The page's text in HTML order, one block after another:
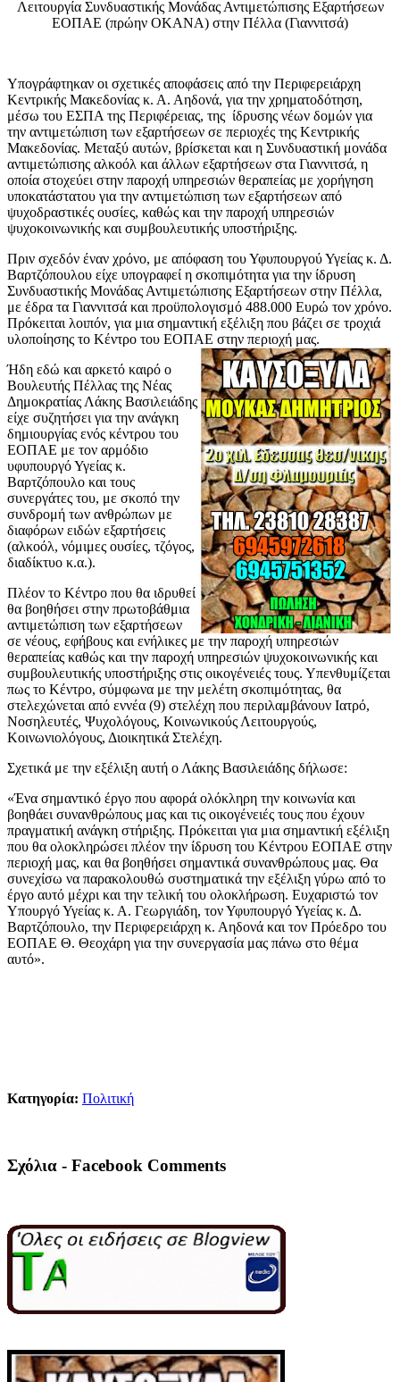
Λειτουργία Συνδυαστικής Μονάδας Αντιμετώπισης Εξαρτήσεων
ΕΟΠΑΕ (πρώην ΟΚΑΝΑ) στην Πέλλα (Γιαννιτσά)
Υπογράφτηκαν οι σχετικές αποφάσεις από την Περιφερειάρχη
Κεντρικής Μακεδονίας κ. Α. Αηδονά, για την χρηματοδότηση,
μέσω του ΕΣΠΑ της Περιφέρειας, της ίδρυσης νέων δομών για
την αντιμετώπιση των εξαρτήσεων σε περιοχές της Κεντρικής
Μακεδονίας. Μεταξύ αυτών, βρίσκεται και η Συνδυαστική μονάδα
αντιμετώπισης αλκοόλ και άλλων εξαρτήσεων στα Γιαννιτσά, η
οποία στοχεύει στην παροχή υπηρεσιών θεραπείας με χορήγηση
υποκατάστατου για την αντιμετώπιση των εξαρτήσεων από
ψυχοδραστικές ουσίες, καθώς και την παροχή υπηρεσιών
ψυχοκοινωνικής και συμβουλευτικής υποστήριξης.
Πριν σχεδόν έναν χρόνο, με απόφαση του Υφυπουργού Υγείας κ. Δ.
Βαρτζόπουλου είχε υπογραφεί η σκοπιμότητα για την ίδρυση
Συνδυαστικής Μονάδας Αντιμετώπισης Εξαρτήσεων στην Πέλλα,
με έδρα τα Γιαννιτσά και προϋπολογισμό 488.000 Ευρώ τον χρόνο.
Πρόκειται λοιπόν, για μια σημαντική εξέλιξη που βάζει σε τροχιά
υλοποίησης το Κέντρο του ΕΟΠΑΕ στην περιοχή μας.
Ήδη εδώ και αρκετό καιρό ο
Βουλευτής Πέλλας της Νέας
Δημοκρατίας Λάκης Βασιλειάδης
είχε συζητήσει για την ανάγκη
δημιουργίας ενός κέντρου του
ΕΟΠΑΕ με τον αρμόδιο
υφυπουργό Υγείας κ.
Βαρτζόπουλο και τους
συνεργάτες του, με σκοπό την
συνδρομή των ανθρώπων με
διαφόρων ειδών εξαρτήσεις
(αλκοόλ, νόμιμες ουσίες, τζόγος,
διαδίκτυο κ.α.).
Πλέον το Κέντρο που θα ιδρυθεί
θα βοηθήσει στην πρωτοβάθμια
αντιμετώπιση των εξαρτήσεων
σε νέους, εφήβους και ενήλικες με την παροχή υπηρεσιών
θεραπείας καθώς και την παροχή υπηρεσιών ψυχοκοινωνικής και
συμβουλευτικής υποστήριξης στις οικογένειές τους. Υπενθυμίζεται
πως το Κέντρο, σύμφωνα με την μελέτη σκοπιμότητας, θα
στελεχώνεται από εννέα (9) στελέχη που περιλαμβάνουν Ιατρό,
Νοσηλευτές, Ψυχολόγους, Κοινωνικούς Λειτουργούς,
Κοινωνιολόγους, Διοικητικά Στελέχη.
Σχετικά με την εξέλιξη αυτή ο Λάκης Βασιλειάδης δήλωσε:
«Ένα σημαντικό έργο που αφορά ολόκληρη την κοινωνία και
βοηθάει συνανθρώπους μας και τις οικογένειές τους που έχουν
πραγματική ανάγκη στήριξης. Πρόκειται για μια σημαντική εξέλιξη
που θα ολοκληρώσει πλέον την ίδρυση του Κέντρου ΕΟΠΑΕ στην
περιοχή μας, και θα βοηθήσει σημαντικά συνανθρώπους μας. Θα
συνεχίσω να παρακολουθώ συστηματικά την εξέλιξη γύρω από το
έργο αυτό μέχρι και την τελική του ολοκλήρωση. Ευχαριστώ τον
Υπουργό Υγείας κ. Α. Γεωργιάδη, τον Υφυπουργό Υγείας κ. Δ.
Βαρτζόπουλο, την Περιφερειάρχη κ. Αηδονά και τον Πρόεδρο του
ΕΟΠΑΕ Θ. Θεοχάρη για την συνεργασία μας πάνω στο θέμα
αυτό».
Κατηγορία: Πολιτική
Σχόλια - Facebook Comments